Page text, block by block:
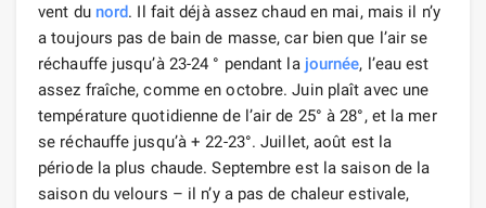
vent du nord. Il fait déjà assez chaud en mai, mais il n’y
a toujours pas de bain de masse, car bien que l’air se
réchauffe jusqu’à 23-24 ° pendant la journée, l’eau est
assez fraîche, comme en octobre. Juin plaît avec une
température quotidienne de l’air de 25° à 28°, et la mer
se réchauffe jusqu’à + 22-23°. Juillet, août est la
période la plus chaude. Septembre est la saison de la
saison du velours – il n’y a pas de chaleur estivale,